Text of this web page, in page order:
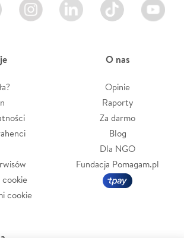
cookie
O nas
Opinie
Raporty
Za darmo
Blog
Dla NGO
Fundacja Pomagam.pl